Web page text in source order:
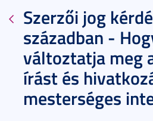
Szerzői jog
században -
változtatja meg
írást és
mesterséges